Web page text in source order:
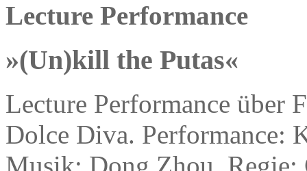
Lecture Performance
»(Un)kill the Putas«
Lecture Performance
Dolce Diva. Performance: